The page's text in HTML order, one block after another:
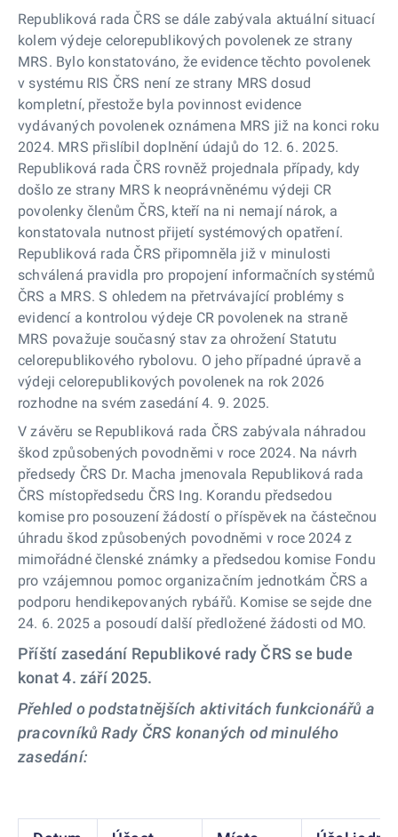
Republiková rada ČRS se dále zabývala aktuální situací
kolem výdeje celorepublikových povolenek ze strany
MRS. Bylo konstatováno, že evidence těchto povolenek
v systému RIS ČRS není ze strany MRS dosud
kompletní, přestože byla povinnost evidence
vydávaných povolenek oznámena MRS již na konci roku
2024. MRS přislíbil doplnění údajů do 12. 6. 2025.
Republiková rada ČRS rovněž projednala případy, kdy
došlo ze strany MRS k neoprávněnému výdeji CR
povolenky členům ČRS, kteří na ni nemají nárok, a
konstatovala nutnost přijetí systémových opatření.
Republiková rada ČRS připomněla již v minulosti
schválená pravidla pro propojení informačních systémů
ČRS a MRS. S ohledem na přetrvávající problémy s
evidencí a kontrolou výdeje CR povolenek na straně
MRS považuje současný stav za ohrožení Statutu
celorepublikového rybolovu. O jeho případné úpravě a
výdeji celorepublikových povolenek na rok 2026
rozhodne na svém zasedání 4. 9. 2025.
V závěru se Republiková rada ČRS zabývala náhradou
škod způsobených povodněmi v roce 2024. Na návrh
předsedy ČRS Dr. Macha jmenovala Republiková rada
ČRS místopředsedu ČRS Ing. Korandu předsedou
komise pro posouzení žádostí o příspěvek na částečnou
úhradu škod způsobených povodněmi v roce 2024 z
mimořádné členské známky a předsedou komise Fondu
pro vzájemnou pomoc organizačním jednotkám ČRS a
podporu hendikepovaných rybářů. Komise se sejde dne
24. 6. 2025 a posoudí další předložené žádosti od MO.
Příští zasedání Republikové rady ČRS se bude
konat 4. září 2025.
Přehled o podstatnějších aktivitách funkcionářů a
pracovníků Rady ČRS konaných od minulého
zasedání: